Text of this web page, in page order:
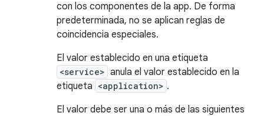
con los componentes de la app. De forma
predeterminada, no se aplican reglas de
coincidencia especiales.
El valor establecido en una etiqueta
<service> anula el valor establecido en la
etiqueta <application> .
El valor debe ser una o más de las siguientes